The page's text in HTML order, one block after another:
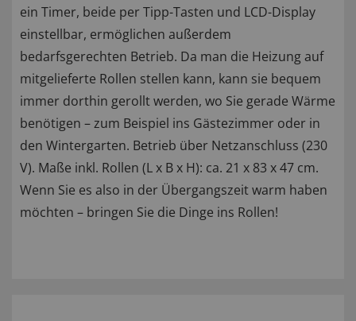
ein Timer, beide per Tipp-Tasten und LCD-Display
einstellbar, ermöglichen außerdem
bedarfsgerechten Betrieb. Da man die Heizung auf
mitgelieferte Rollen stellen kann, kann sie bequem
immer dorthin gerollt werden, wo Sie gerade Wärme
benötigen – zum Beispiel ins Gästezimmer oder in
den Wintergarten. Betrieb über Netzanschluss (230
V). Maße inkl. Rollen (L x B x H): ca. 21 x 83 x 47 cm.
Wenn Sie es also in der Übergangszeit warm haben
möchten – bringen Sie die Dinge ins Rollen!